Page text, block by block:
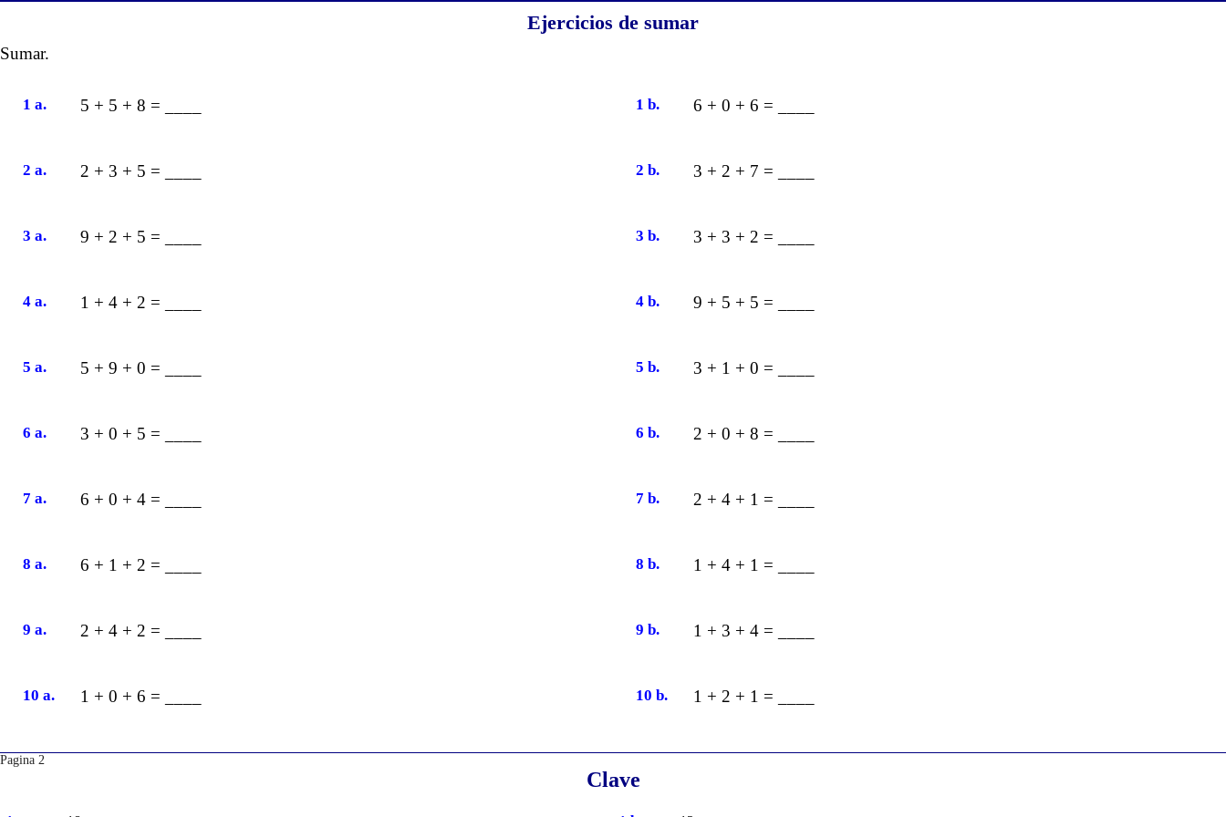
Ejercicios de sumar
Sumar.
1 a. 5 + 5 + 8 = ____ 1 b. 6 + 0 + 6 = ____
2 a. 2 + 3 + 5 = ____ 2 b. 3 + 2 + 7 = ____
3 a. 9 + 2 + 5 = ____ 3 b. 3 + 3 + 2 = ____
4 a. 1 + 4 + 2 = ____ 4 b. 9 + 5 + 5 = ____
5 a. 5 + 9 + 0 = ____ 5 b. 3 + 1 + 0 = ____
6 a. 3 + 0 + 5 = ____ 6 b. 2 + 0 + 8 = ____
7 a. 6 + 0 + 4 = ____ 7 b. 2 + 4 + 1 = ____
8 a. 6 + 1 + 2 = ____ 8 b. 1 + 4 + 1 = ____
9 a. 2 + 4 + 2 = ____ 9 b. 1 + 3 + 4 = ____
10 a. 1 + 0 + 6 = ____ 10 b. 1 + 2 + 1 = ____
Pagina 2
Clave